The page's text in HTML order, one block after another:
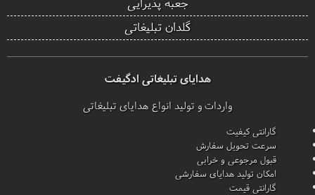
گلدان تبلیغاتی
هدایای تبلیغاتی ادگیفت
واردات و تولید انواع هدایای تبلیغاتی
گارانتی کیفیت
سرعت تحویل سفارش
قبول مرجوعی و خرابی
امکان تولید هدایای سفارشی
گارانتی قیمت